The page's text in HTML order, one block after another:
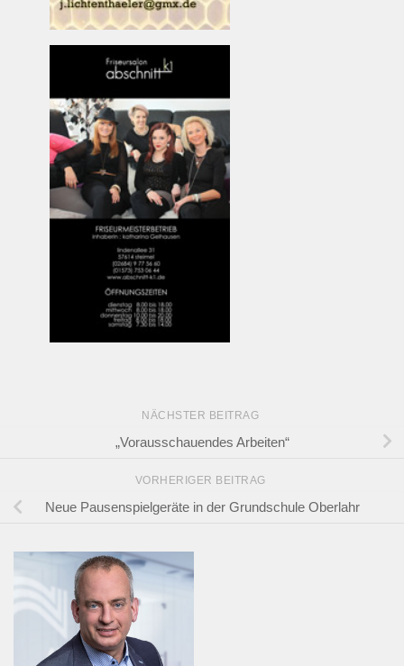
NÄCHSTER BEITRAG
„Vorausschauendes Arbeiten“
VORHERIGER BEITRAG
Neue Pausenspielgeräte in der Grundschule Oberlahr